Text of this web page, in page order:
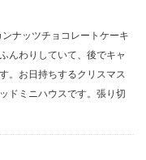
ナッツチョコレートケーキ
わりしていて、後でキャ
。お日持ちするクリスマス
ドミニハウスです。張り切